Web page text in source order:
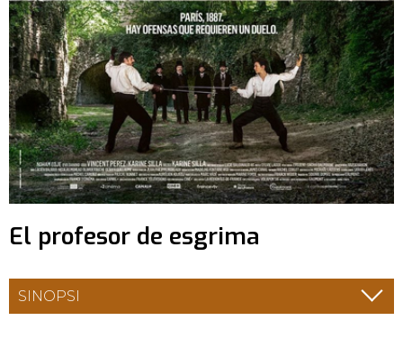
El profesor de esgrima
SINOPSI